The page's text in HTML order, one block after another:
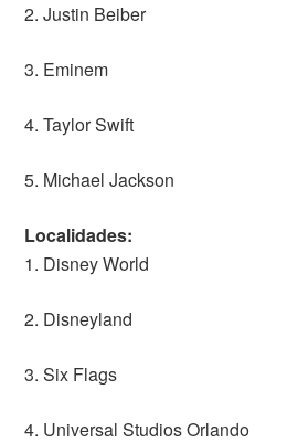
2. Justin Beiber
3. Eminem
4. Taylor Swift
5. Michael Jackson
Localidades:
1. Disney World
2. Disneyland
3. Six Flags
4. Universal Studios Orlando